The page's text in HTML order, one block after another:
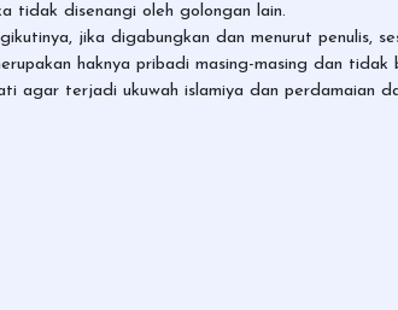
tidak disenangi oleh golongan lain.
jika digabungkan dan menurut penulis,
haknya pribadi masing-masing dan tidak
agar terjadi ukuwah islamiya dan perdamaian